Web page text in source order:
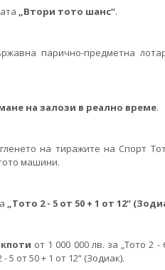
„Втори тото шанс“.
парично-предметна
на залози в реално време.
на тиражите на Спорт
машини.
„Тото 2 - 5 от 50 + 1 от 12“
от 1 000 000 лв. за „Тото 2 -
5 от 50 + 1 от 12“ (Зодиак).